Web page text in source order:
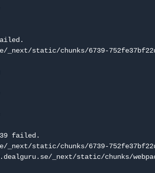
_next/static/chunks/6739-
failed.
_next/static/chunks/6739-